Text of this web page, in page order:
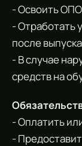
- Освоить
- Отработать
после
- В случае
средств на
- Оплатить
-